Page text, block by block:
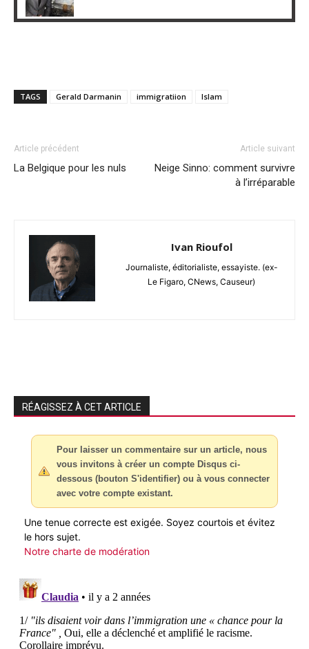
TAGS Gerald Darmanin immigratiion Islam
Article précédent
La Belgique pour les nuls
Article suivant
Neige Sinno: comment survivre
à l’irréparable
Ivan Rioufol
Journaliste, éditorialiste, essayiste. (ex-
Le Figaro, CNews, Causeur)
RÉAGISSEZ À CET ARTICLE
Pour laisser un commentaire sur un article, nous
vous invitons à créer un compte Disqus ci-
dessous (bouton S'identifier) ou à vous connecter
avec votre compte existant.
Une tenue correcte est exigée. Soyez courtois et évitez
le hors sujet.
Notre charte de modération